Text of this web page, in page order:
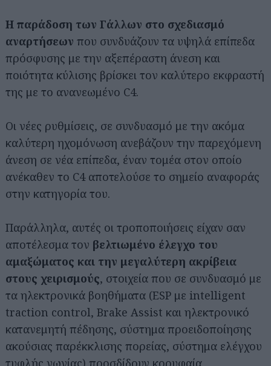
Η παράδοση των Γάλλων στο σχεδιασμό
αναρτήσεων που συνδυάζουν τα υψηλά επίπεδα
πρόσφυσης με την αξεπέραστη άνεση και
ποιότητα κύλισης βρίσκει τον καλύτερο εκφραστή
της με το ανανεωμένο C4.
Οι νέες ρυθμίσεις, σε συνδυασμό με την ακόμα
καλύτερη ηχομόνωση ανεβάζουν την παρεχόμενη
άνεση σε νέα επίπεδα, έναν τομέα στον οποίο
ανέκαθεν το C4 αποτελούσε το σημείο αναφοράς
στην κατηγορία του.
Παράλληλα, αυτές οι τροποποιήσεις είχαν σαν
αποτέλεσμα τον βελτιωμένο έλεγχο του
αμαξώματος και την μεγαλύτερη ακρίβεια
στους χειρισμούς, στοιχεία που σε συνδυασμό με
τα ηλεκτρονικά βοηθήματα (ESP με intelligent
traction control, Brake Assist και ηλεκτρονικό
κατανεμητή πέδησης, σύστημα προειδοποίησης
ακούσιας παρέκκλισης πορείας, σύστημα ελέγχου
τυφλής γωνίας) προσδίδουν κορυφαία